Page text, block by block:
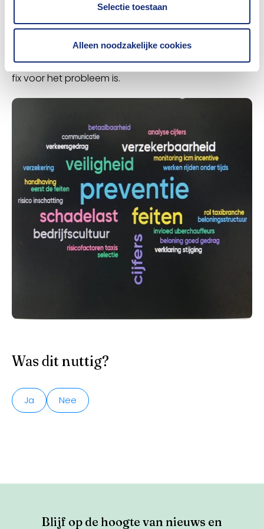
Selectie toestaan
Alleen noodzakelijke cookies
sessie is wel gebleken dat er geen makkelijke quick
fix voor het probleem is.
Was dit nuttig?
Ja Nee
Blijf op de hoogte van nieuws en